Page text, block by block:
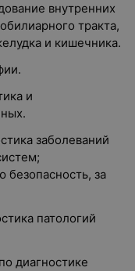
внутренних
тракта,
и кишечника.
и
заболеваний
безопасность, за
патологий
диагностике